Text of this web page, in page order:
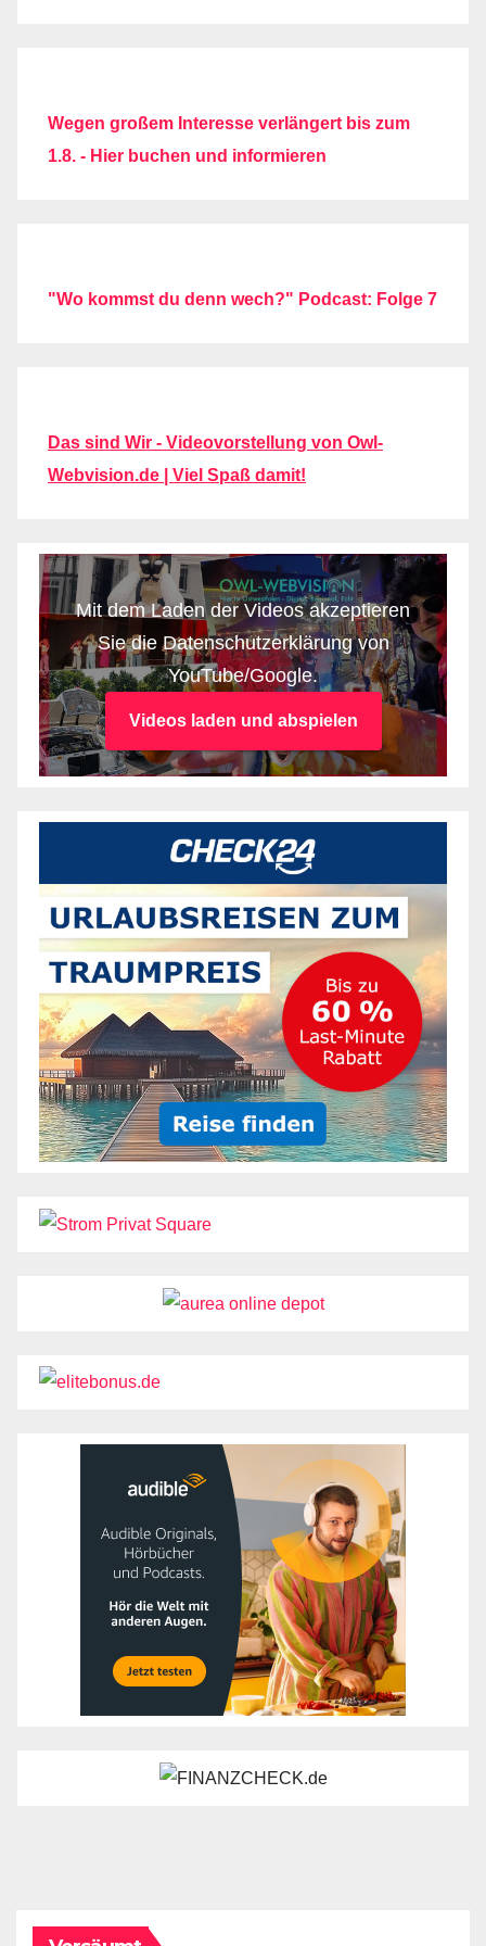
Wegen großem Interesse verlängert bis zum
1.8. - Hier buchen und informieren
"Wo kommst du denn wech?" Podcast: Folge 7
Das sind Wir - Videovorstellung von Owl-
Webvision.de | Viel Spaß damit!
Mit dem Laden der Videos akzeptieren
Sie die Datenschutzerklärung von
YouTube/Google.
Videos laden und abspielen